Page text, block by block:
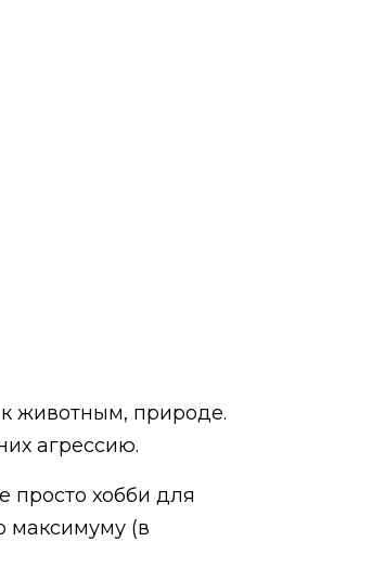
животным, природе.
агрессию.
просто хобби для
максимуму (в